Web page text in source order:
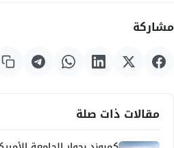
مشاركة
مقالات ذات صلة